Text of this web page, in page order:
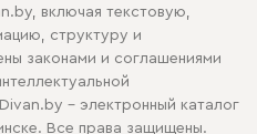
включая текстовую,
структуру и
законами и соглашениями
- электронный каталог
Все права защищены.